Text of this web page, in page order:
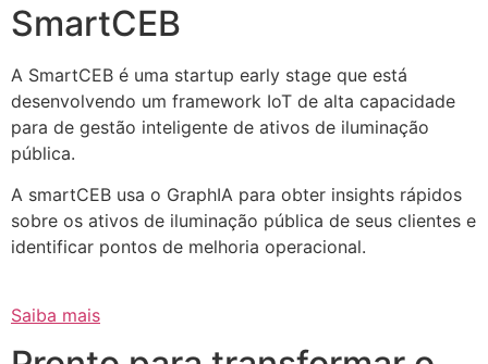
SmartCEB
A SmartCEB é uma startup early stage que está
desenvolvendo um framework IoT de alta capacidade
para de gestão inteligente de ativos de iluminação
pública.
A smartCEB usa o GraphIA para obter insights rápidos
sobre os ativos de iluminação pública de seus clientes e
identificar pontos de melhoria operacional.
Saiba mais